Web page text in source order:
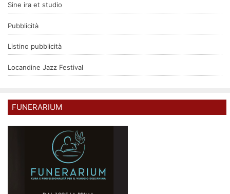
Sine ira et studio
Pubblicità
Listino pubblicità
Locandine Jazz Festival
FUNERARIUM